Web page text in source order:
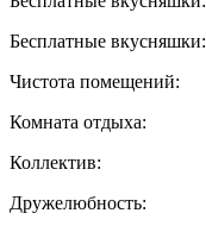
Бесплатные вкусняшки:
Чистота помещений:
Комната отдыха:
Коллектив:
Дружелюбность: